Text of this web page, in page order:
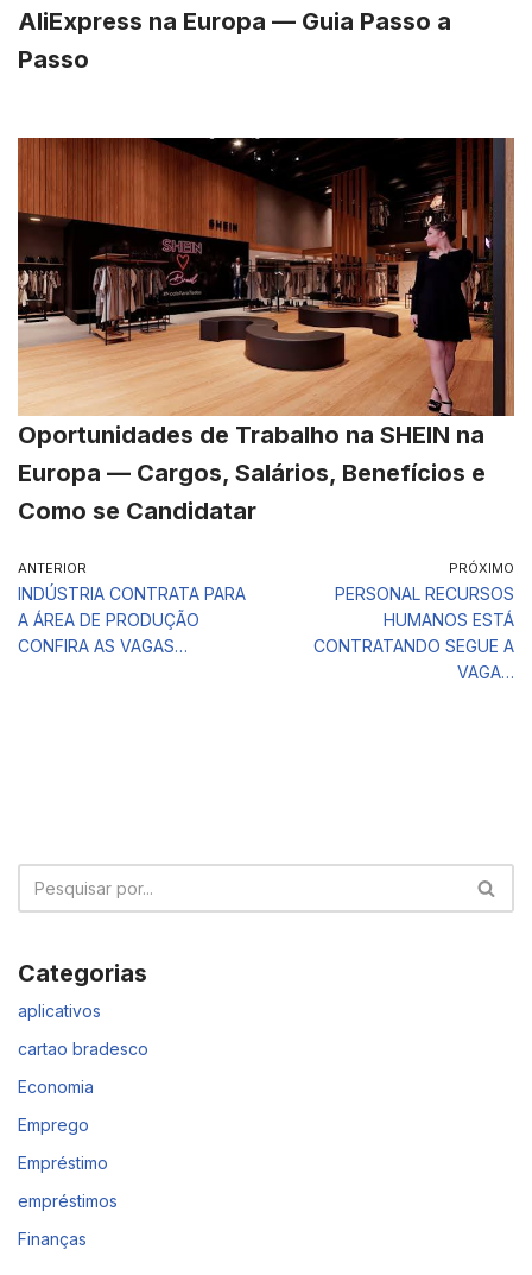
AliExpress na Europa — Guia Passo a
Passo
Oportunidades de Trabalho na SHEIN na
Europa — Cargos, Salários, Benefícios e
Como se Candidatar
ANTERIOR
INDÚSTRIA CONTRATA PARA
A ÁREA DE PRODUÇÃO
CONFIRA AS VAGAS…
PRÓXIMO
PERSONAL RECURSOS
HUMANOS ESTÁ
CONTRATANDO SEGUE A
VAGA…
Categorias
aplicativos
cartao bradesco
Economia
Emprego
Empréstimo
empréstimos
Finanças